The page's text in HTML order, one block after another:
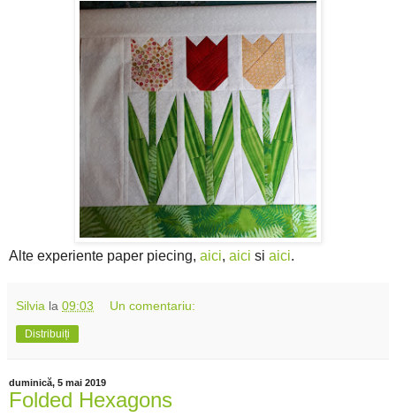
Alte experiente paper piecing, aici, aici si aici.
Silvia la 09:03 Un comentariu:
Distribuiți
duminică, 5 mai 2019
Folded Hexagons